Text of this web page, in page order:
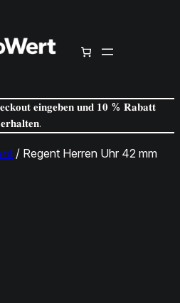
𝐞𝐢𝐧𝐠𝐞𝐛𝐞𝐧 𝐮𝐧𝐝 𝟏𝟎 % 𝐑𝐚𝐛𝐚𝐭𝐭
𝐞𝐫𝐡𝐚𝐥𝐭𝐞𝐧.
/ Regent Herren Uhr 42 mm